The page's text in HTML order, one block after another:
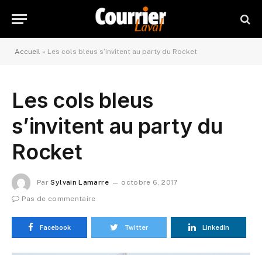
Accueil » Les cols bleus s’invitent au party du Rocket
Les cols bleus
s’invitent au party du
Rocket
Par Sylvain Lamarre
octobre 6, 2017
Pas de commentaire
Facebook Twitter LinkedIn